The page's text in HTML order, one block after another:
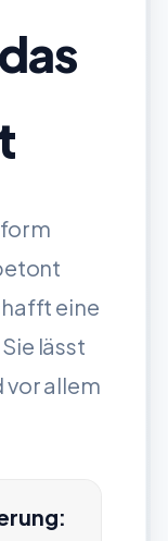
eine
lässt
vor allem